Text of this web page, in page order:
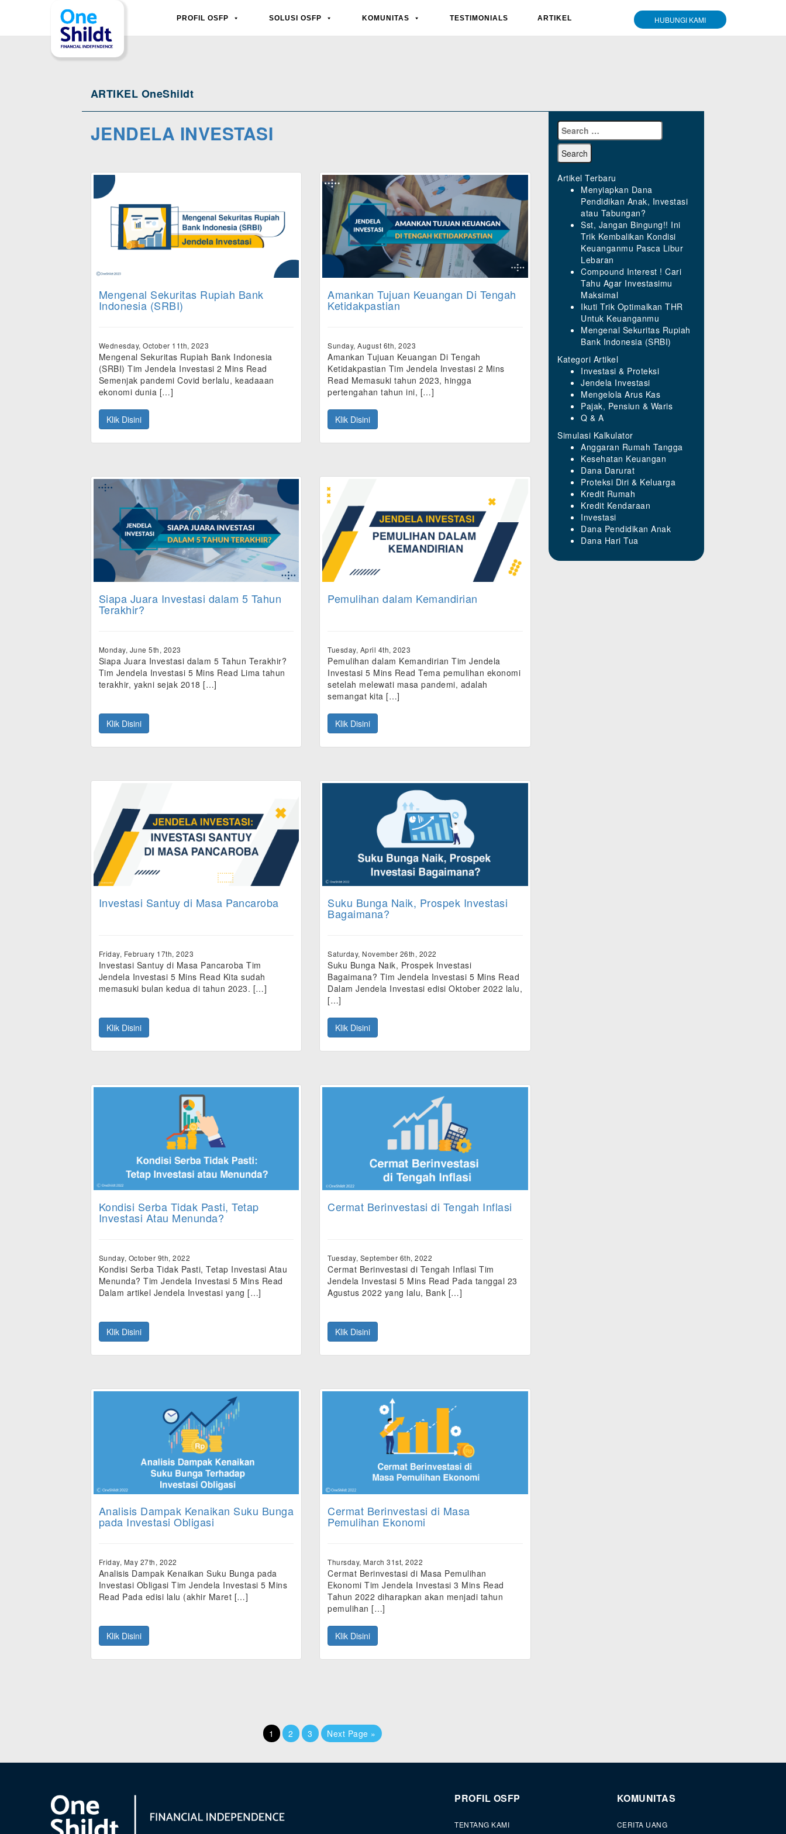
PROFIL OSFP SOLUSI OSFP KOMUNITAS TESTIMONIALS ARTIKEL HUBUNGI KAMI
ARTIKEL OneShildt
JENDELA INVESTASI
Mengenal Sekuritas Rupiah Bank
Indonesia (SRBI)
Wednesday, October 11th, 2023
Mengenal Sekuritas Rupiah Bank Indonesia
(SRBI) Tim Jendela Investasi 2 Mins Read
Semenjak pandemi Covid berlalu, keadaaan
ekonomi dunia […]
Klik Disini
Amankan Tujuan Keuangan Di Tengah
Ketidakpastian
Sunday, August 6th, 2023
Amankan Tujuan Keuangan Di Tengah
Ketidakpastian Tim Jendela Investasi 2 Mins
Read Memasuki tahun 2023, hingga
pertengahan tahun ini, […]
Klik Disini
Siapa Juara Investasi dalam 5 Tahun
Terakhir?
Monday, June 5th, 2023
Siapa Juara Investasi dalam 5 Tahun Terakhir?
Tim Jendela Investasi 5 Mins Read Lima tahun
terakhir, yakni sejak 2018 […]
Klik Disini
Pemulihan dalam Kemandirian
Tuesday, April 4th, 2023
Pemulihan dalam Kemandirian Tim Jendela
Investasi 5 Mins Read Tema pemulihan ekonomi
setelah melewati masa pandemi, adalah
semangat kita […]
Klik Disini
Investasi Santuy di Masa Pancaroba
Friday, February 17th, 2023
Investasi Santuy di Masa Pancaroba Tim
Jendela Investasi 5 Mins Read Kita sudah
memasuki bulan kedua di tahun 2023. […]
Klik Disini
Suku Bunga Naik, Prospek Investasi
Bagaimana?
Saturday, November 26th, 2022
Suku Bunga Naik, Prospek Investasi
Bagaimana? Tim Jendela Investasi 5 Mins Read
Dalam Jendela Investasi edisi Oktober 2022 lalu,
[…]
Klik Disini
Kondisi Serba Tidak Pasti, Tetap
Investasi Atau Menunda?
Sunday, October 9th, 2022
Kondisi Serba Tidak Pasti, Tetap Investasi Atau
Menunda? Tim Jendela Investasi 5 Mins Read
Dalam artikel Jendela Investasi yang […]
Klik Disini
Cermat Berinvestasi di Tengah Inflasi
Tuesday, September 6th, 2022
Cermat Berinvestasi di Tengah Inflasi Tim
Jendela Investasi 5 Mins Read Pada tanggal 23
Agustus 2022 yang lalu, Bank […]
Klik Disini
Analisis Dampak Kenaikan Suku Bunga
pada Investasi Obligasi
Friday, May 27th, 2022
Analisis Dampak Kenaikan Suku Bunga pada
Investasi Obligasi Tim Jendela Investasi 5 Mins
Read Pada edisi lalu (akhir Maret […]
Klik Disini
Cermat Berinvestasi di Masa
Pemulihan Ekonomi
Thursday, March 31st, 2022
Cermat Berinvestasi di Masa Pemulihan
Ekonomi Tim Jendela Investasi 3 Mins Read
Tahun 2022 diharapkan akan menjadi tahun
pemulihan […]
Klik Disini
1 2 3 Next Page »
Artikel Terbaru
Menyiapkan Dana
Pendidikan Anak, Investasi
atau Tabungan?
Sst, Jangan Bingung!! Ini
Trik Kembalikan Kondisi
Keuanganmu Pasca Libur
Lebaran
Compound Interest ! Cari
Tahu Agar Investasimu
Maksimal
Ikuti Trik Optimalkan THR
Untuk Keuanganmu
Mengenal Sekuritas Rupiah
Bank Indonesia (SRBI)
Kategori Artikel
Investasi & Proteksi
Jendela Investasi
Mengelola Arus Kas
Pajak, Pensiun & Waris
Q & A
Simulasi Kalkulator
Anggaran Rumah Tangga
Kesehatan Keuangan
Dana Darurat
Proteksi Diri & Keluarga
Kredit Rumah
Kredit Kendaraan
Investasi
Dana Pendidikan Anak
Dana Hari Tua
PROFIL OSFP
TENTANG KAMI
KOMUNITAS
CERITA UANG